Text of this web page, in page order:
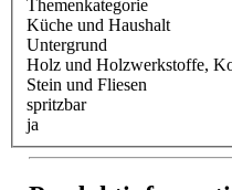
Themenkategorie
Küche und Haushalt
Untergrund
Holz und Holzwerkstoffe,
Stein und Fliesen
spritzbar
ja